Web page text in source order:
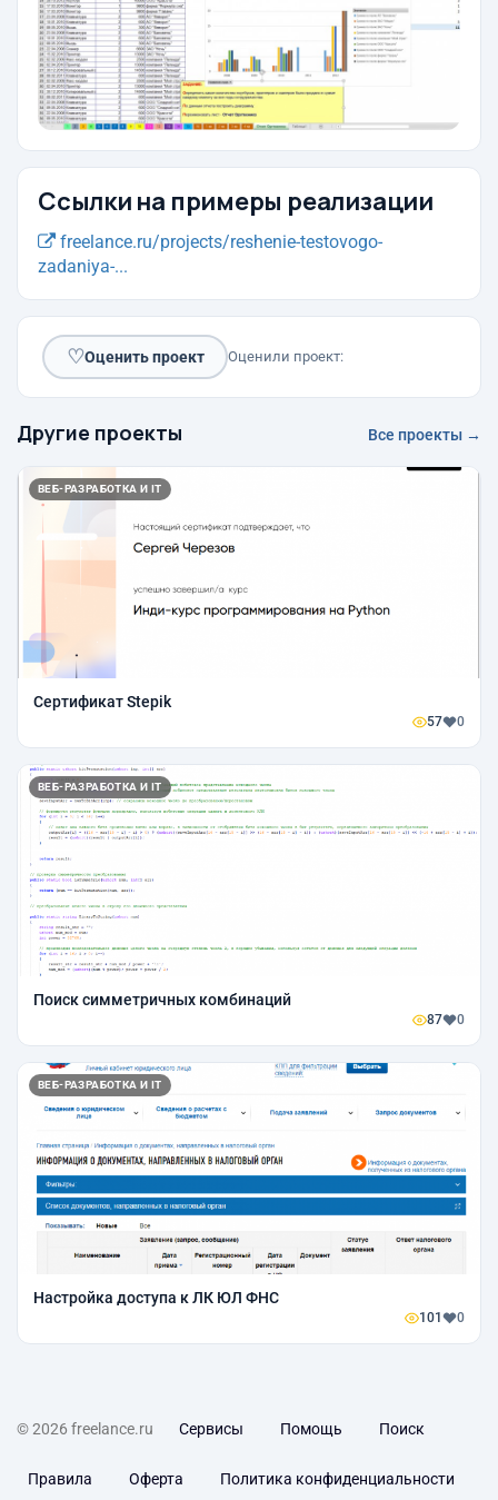
Ссылки на примеры реализации
freelance.ru/projects/reshenie-testovogo-
zadaniya-...
♡Оценить проект Оценили проект:
Другие проекты Все проекты →
ВЕБ-РАЗРАБОТКА И IT
Сертификат Stepik
57 0
ВЕБ-РАЗРАБОТКА И IT
Поиск симметричных комбинаций
87 0
ВЕБ-РАЗРАБОТКА И IT
Настройка доступа к ЛК ЮЛ ФНС
101 0
© 2026 freelance.ru Сервисы Помощь Поиск
Правила Оферта Политика конфиденциальности